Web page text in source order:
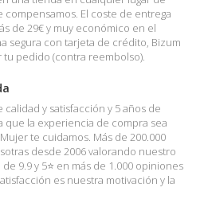
compensamos. El coste de entrega
de 29€ y muy económico en el
segura con tarjeta de crédito, Bizum
pedido (contra reembolso).
calidad y satisfacción y 5 años de
que la experiencia de compra sea
te cuidamos. Más de 200.000
desde 2006 valorando nuestro
9.9 y 5⭐ en más de 1.000 opiniones
es nuestra motivación y la